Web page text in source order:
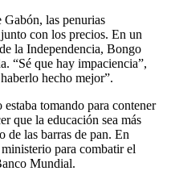
Gabón, las penurias
con los precios. En un
la Independencia, Bongo
“Sé que hay impaciencia”,
hecho mejor”.
tomando para contener
que la educación sea más
de las barras de pan. En
para combatir el
Mundial.